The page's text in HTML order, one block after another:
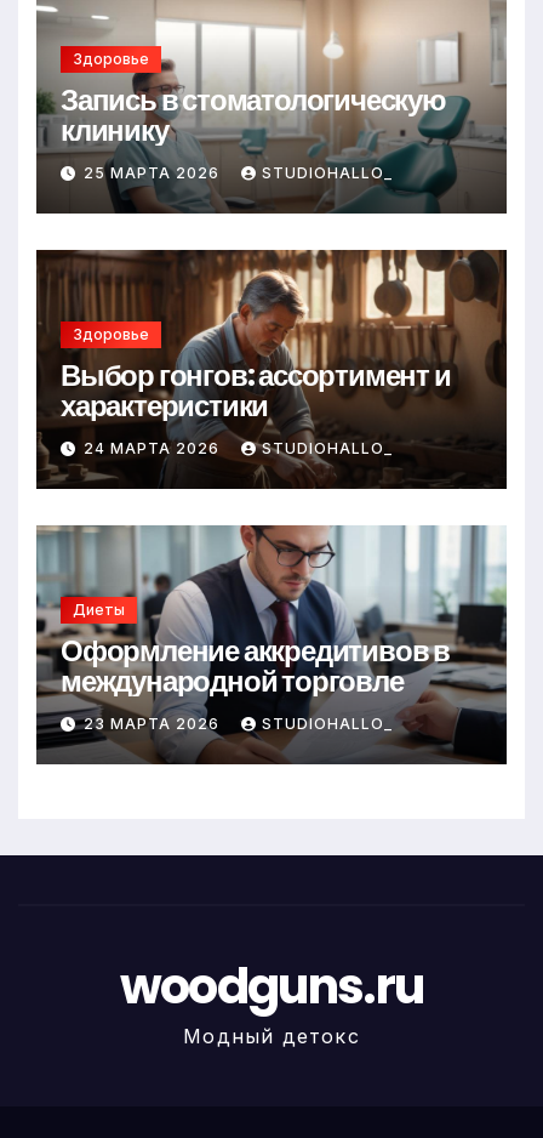
Здоровье
Запись в стоматологическую
клинику
25 МАРТА 2026 STUDIOHALLO_
Здоровье
Выбор гонгов: ассортимент и
характеристики
24 МАРТА 2026 STUDIOHALLO_
Диеты
Оформление аккредитивов в
международной торговле
23 МАРТА 2026 STUDIOHALLO_
woodguns.ru
Модный детокс